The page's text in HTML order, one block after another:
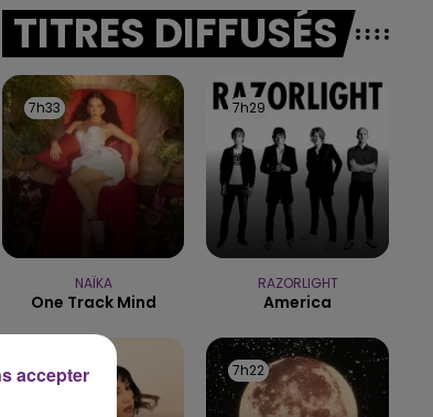
14h00 - 15h00
TITRES DIFFUSÉS
7h33
7h33
NAÏKA
One Track Mind
7h29
7h29
RAZORLIGHT
America
7h25
7h25 7h22
7h22
accepter